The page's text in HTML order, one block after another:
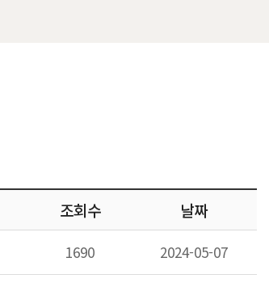
조회수 날짜
1690 2024-05-07